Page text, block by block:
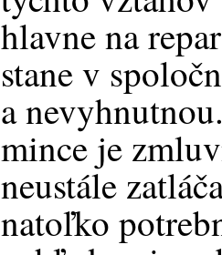
hlavne na
stane v
a
mince je
neustále
natoľko